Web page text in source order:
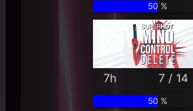
50 %
7h 7 / 14
50 %